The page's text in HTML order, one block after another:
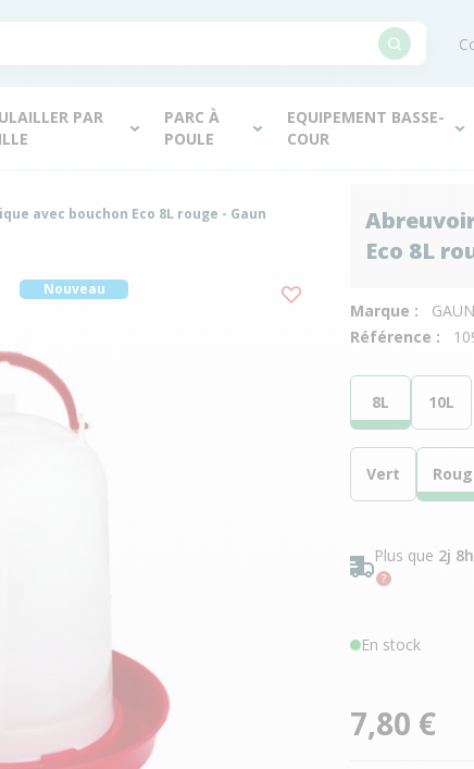
PAR
PARC À
POULE
EQUIPEMENT BASSE-
COUR
Eco 8L
Marque :
GAUN
Référence :
8L 10L
Vert
Plus que 2j
En stock
7,80 €
avec bouchon Eco 8L rouge - Gaun
Nouveau